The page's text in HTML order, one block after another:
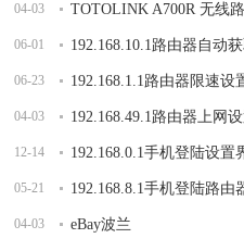
04-03 TOTOLINK A700R 无线
06-01 192.168.10.1路由器自动
06-23 192.168.1.1路由器限速设
04-03 192.168.49.1路由器上网
12-14 192.168.0.1手机登陆设
05-21 192.168.8.1手机登陆路由
04-03 eBay波兰